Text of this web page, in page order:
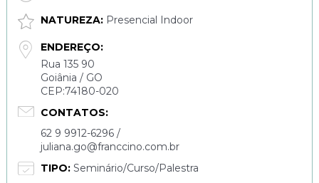
NATUREZA:Presencial Indoor
ENDEREÇO:
Rua 135 90
Goiânia / GO
CEP:74180-020
CONTATOS:
62 9 9912-6296 /
juliana.go@franccino.com.br
TIPO:Seminário/Curso/Palestra